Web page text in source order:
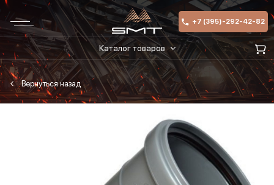
+7 (395)-292-42-82
Каталог товаров